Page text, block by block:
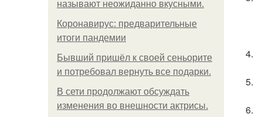
называют неожиданно вкусными.
Коронавирус: предварительные
итоги пандемии
Бывший пришёл к своей сеньорите
и потребовал вернуть все подарки.
В сети продолжают обсуждать
изменения во внешности актрисы.